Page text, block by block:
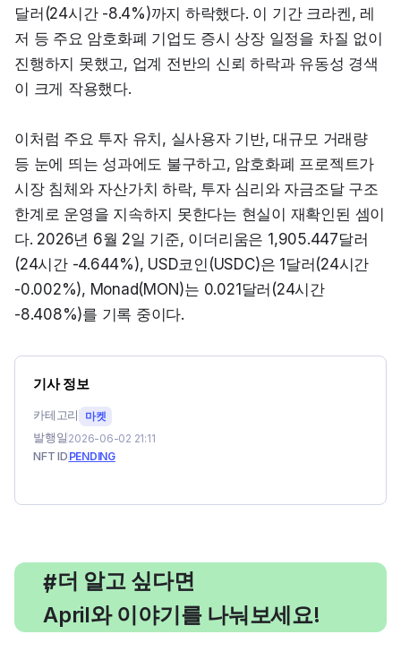
달러(24시간 -8.4%)까지 하락했다. 이 기간 크라켄, 레
저 등 주요 암호화폐 기업도 증시 상장 일정을 차질 없이
진행하지 못했고, 업계 전반의 신뢰 하락과 유동성 경색
이 크게 작용했다.
이처럼 주요 투자 유치, 실사용자 기반, 대규모 거래량
등 눈에 띄는 성과에도 불구하고, 암호화폐 프로젝트가
시장 침체와 자산가치 하락, 투자 심리와 자금조달 구조
한계로 운영을 지속하지 못한다는 현실이 재확인된 셈이
다. 2026년 6월 2일 기준, 이더리움은 1,905.447달러
(24시간 -4.644%), USD코인(USDC)은 1달러(24시간
-0.002%), Monad(MON)는 0.021달러(24시간
-8.408%)를 기록 중이다.
기사 정보
카테고리 마켓
발행일 2026-06-02 21:11
NFT ID PENDING
#
, 더 알고 싶다면
April와 이야기를 나눠보세요!